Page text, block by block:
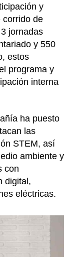
y
corrido de
jornadas
y 550
estos
programa y
interna
ha puesto
las
STEM, así
ambiente y
con
digital,
eléctricas.